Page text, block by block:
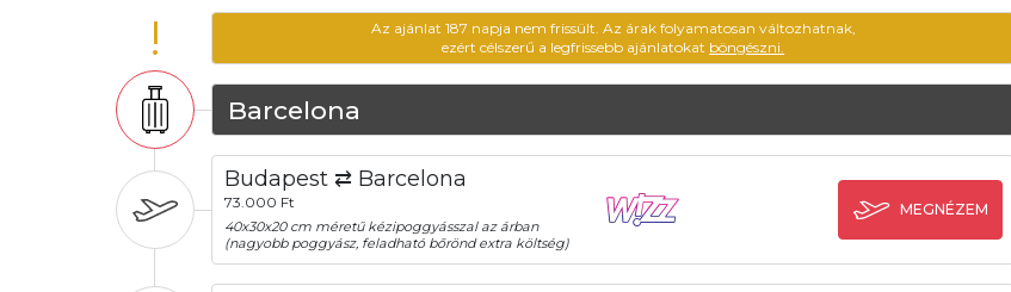
!
Az ajánlat 187 napja nem frissült. Az árak folyamatosan változhatnak,
ezért célszerű a legfrissebb ajánlatokat böngészni.
Barcelona
Budapest ⇄ Barcelona
73.000 Ft
40x30x20 cm méretű kézipoggyásszal az árban
(nagyobb poggyász, feladható bőrönd extra költség)
MEGNÉZEM